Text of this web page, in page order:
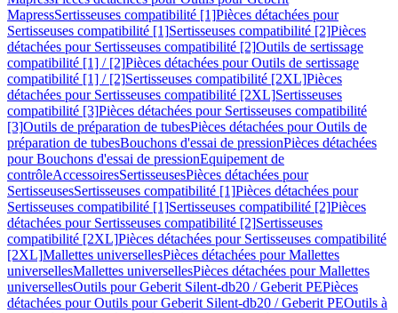
MapressSertisseuses compatibilité [1]Pièces détachées pour
Sertisseuses compatibilité [1]Sertisseuses compatibilité [2]Pièces
détachées pour Sertisseuses compatibilité [2]Outils de sertissage
compatibilité [1] / [2]Pièces détachées pour Outils de sertissage
compatibilité [1] / [2]Sertisseuses compatibilité [2XL]Pièces
détachées pour Sertisseuses compatibilité [2XL]Sertisseuses
compatibilité [3]Pièces détachées pour Sertisseuses compatibilité
[3]Outils de préparation de tubesPièces détachées pour Outils de
préparation de tubesBouchons d'essai de pressionPièces détachées
pour Bouchons d'essai de pressionEquipement de
contrôleAccessoiresSertisseusesPièces détachées pour
SertisseusesSertisseuses compatibilité [1]Pièces détachées pour
Sertisseuses compatibilité [1]Sertisseuses compatibilité [2]Pièces
détachées pour Sertisseuses compatibilité [2]Sertisseuses
compatibilité [2XL]Pièces détachées pour Sertisseuses compatibilité
[2XL]Mallettes universellesPièces détachées pour Mallettes
universellesMallettes universellesPièces détachées pour Mallettes
universellesOutils pour Geberit Silent-db20 / Geberit PEPièces
détachées pour Outils pour Geberit Silent-db20 / Geberit PEOutils à